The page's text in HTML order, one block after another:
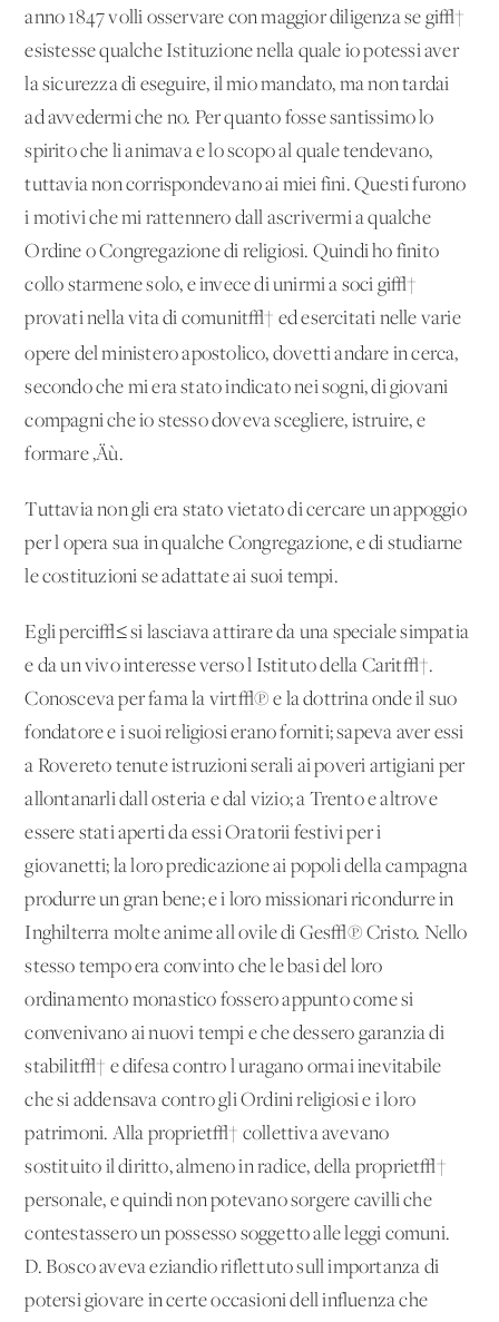
anno 1847 volli osservare con maggior diligenza se gi√†
esistesse qualche Istituzione nella quale io potessi aver
la sicurezza di eseguire, il mio mandato, ma non tardai
ad avvedermi che no. Per quanto fosse santissimo lo
spirito che li animava e lo scopo al quale tendevano,
tuttavia non corrispondevano ai miei fini. Questi furono
i motivi che mi rattennero dall'ascrivermi a qualche
Ordine o Congregazione di religiosi. Quindi ho finito
collo starmene solo, e invece di unirmi a soci gi√†
provati nella vita di comunit√† ed esercitati nelle varie
opere del ministeroapostolico, dovetti andare in cerca,
secondo che mi era stato indicato nei sogni, di giovani
compagni che io stesso doveva scegliere, istruire, e
formare ‚Äù.
Tuttavia non gli era stato vietato di cercare un appoggio
per l'opera sua in qualche Congregazione, e di studiarne
le costituzioni se adattate ai suoi tempi.
Egli perci√≤ si lasciava attirare da una speciale simpatia
e da un vivo interesse verso l'Istituto della Carit√†.
Conosceva per fama la virt√π e la dottrina onde il suo
fondatore e i suoi religiosi erano forniti; sapeva aver essi
a Rovereto tenute istruzioni serali ai poveri artigiani per
allontanarli dall'osteria e dal vizio; a Trento e altrove
essere stati aperti da essi Oratorii festivi per i
giovanetti; la loro predicazione ai popoli della campagna
produrre un gran bene; e i loro missionari ricondurre in
Inghilterra molte anime all'ovile di Ges√π Cristo. Nello
stesso tempo era convinto che le basi del loro
ordinamento monastico fossero appunto come si
convenivano ai nuovi tempi e che dessero garanzia di
stabilit√† e difesa contro l'uragano ormai inevitabile
che si addensava contro gli Ordini religiosi e i loro
patrimoni. Alla propriet√† collettiva avevano
sostituito il diritto, almeno in radice, della propriet√†
personale, e quindi non potevano sorgere cavilli che
contestassero un possesso soggetto alle leggi comuni.
D. Bosco aveva eziandio riflettuto sull'importanza di
potersi giovare in certe occasioni dell'influenza che